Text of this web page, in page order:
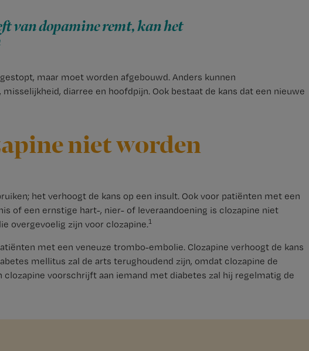
van dopamine remt, kan het
maar moet worden afgebouwd. Anders kunnen
diarree en hoofdpijn. Ook bestaat de kans dat een nieuwe
niet worden
het verhoogt de kans op een insult. Ook voor patiënten met een
of een ernstige hart-, nier- of leveraandoening is clozapine niet
overgevoelig zijn voor clozapine.1
met een veneuze trombo-embolie. Clozapine verhoogt de kans
mellitus zal de arts terughoudend zijn, omdat clozapine de
voorschrijft aan iemand met diabetes zal hij regelmatig de